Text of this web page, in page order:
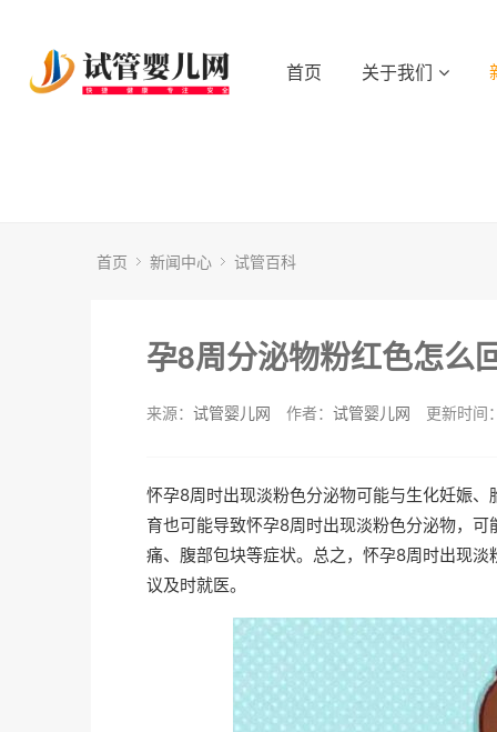
首页 关于我们
首页 新闻中心 试管百科
孕8周分泌物粉红色怎么
来源： 试管婴儿网 作者： 试管婴儿网 更新时间
怀孕8周时出现淡粉色分泌物可能与生化妊娠
育也可能导致怀孕8周时出现淡粉色分泌物，
痛、腹部包块等症状。总之，怀孕8周时出现
议及时就医。